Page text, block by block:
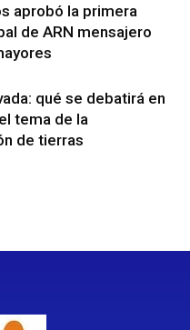
aprobó la primera
de ARN mensajero
qué se debatirá en
tema de la
de tierras